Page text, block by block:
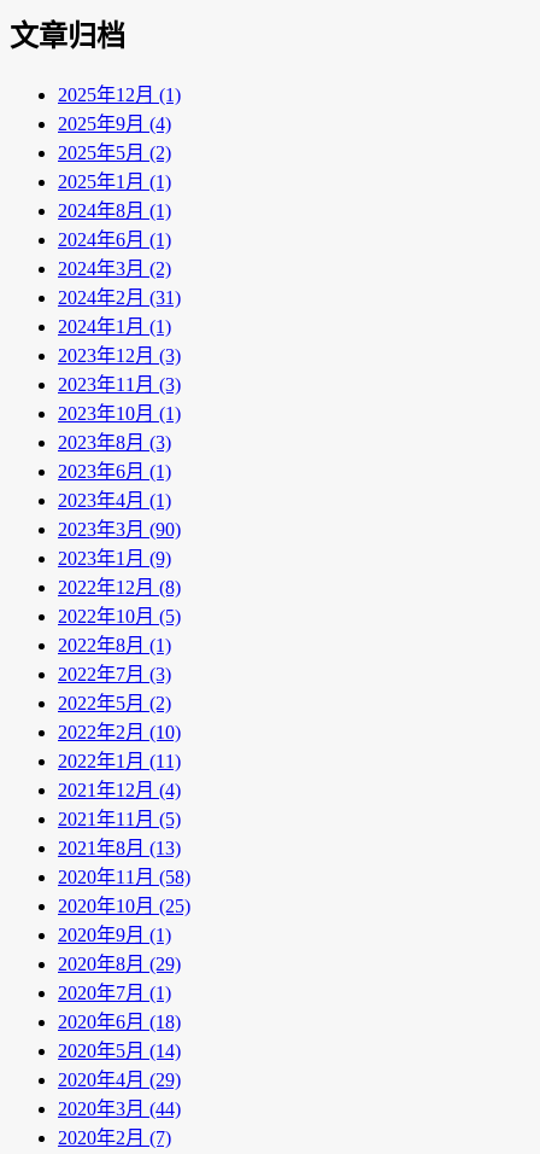
文章归档
2025年12月 (1)
2025年9月 (4)
2025年5月 (2)
2025年1月 (1)
2024年8月 (1)
2024年6月 (1)
2024年3月 (2)
2024年2月 (31)
2024年1月 (1)
2023年12月 (3)
2023年11月 (3)
2023年10月 (1)
2023年8月 (3)
2023年6月 (1)
2023年4月 (1)
2023年3月 (90)
2023年1月 (9)
2022年12月 (8)
2022年10月 (5)
2022年8月 (1)
2022年7月 (3)
2022年5月 (2)
2022年2月 (10)
2022年1月 (11)
2021年12月 (4)
2021年11月 (5)
2021年8月 (13)
2020年11月 (58)
2020年10月 (25)
2020年9月 (1)
2020年8月 (29)
2020年7月 (1)
2020年6月 (18)
2020年5月 (14)
2020年4月 (29)
2020年3月 (44)
2020年2月 (7)